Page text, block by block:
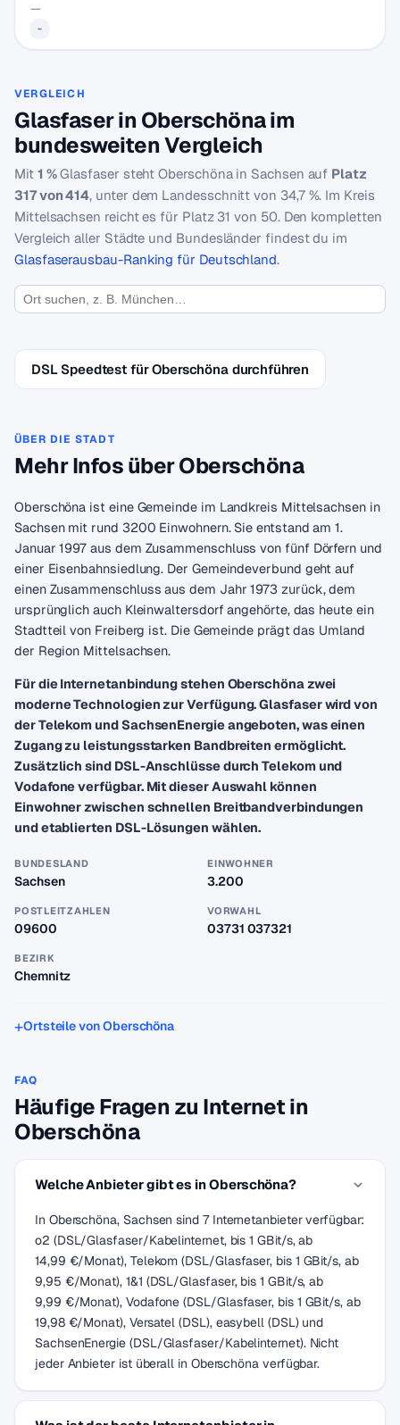
-
—
VERGLEICH
Glasfaser in Oberschöna im
bundesweiten Vergleich
Mit 1 %Glasfaser steht Oberschöna in Sachsen auf Platz
317 von 414, unter dem Landesschnitt von 34,7 %. Im Kreis
Mittelsachsen reicht es für Platz 31 von 50. Den kompletten
Vergleich aller Städte und Bundesländer findest du im
Glasfaserausbau-Ranking für Deutschland.
DSL Speedtest für Oberschöna durchführen
ÜBER DIE STADT
Mehr Infos über Oberschöna
Oberschöna ist eine Gemeinde im Landkreis Mittelsachsen in
Sachsen mit rund 3200 Einwohnern. Sie entstand am 1.
Januar 1997 aus dem Zusammenschluss von fünf Dörfern und
einer Eisenbahnsiedlung. Der Gemeindeverbund geht auf
einen Zusammenschluss aus dem Jahr 1973 zurück, dem
ursprünglich auch Kleinwaltersdorf angehörte, das heute ein
Stadtteil von Freiberg ist. Die Gemeinde prägt das Umland
der Region Mittelsachsen.
Für die Internetanbindung stehen Oberschöna zwei
moderne Technologien zur Verfügung. Glasfaser wird von
der Telekom und SachsenEnergie angeboten, was einen
Zugang zu leistungsstarken Bandbreiten ermöglicht.
Zusätzlich sind DSL-Anschlüsse durch Telekom und
Vodafone verfügbar. Mit dieser Auswahl können
Einwohner zwischen schnellen Breitbandverbindungen
und etablierten DSL-Lösungen wählen.
BUNDESLAND
Sachsen
EINWOHNER
3.200
POSTLEITZAHLEN
09600
VORWAHL
03731 037321
BEZIRK
Chemnitz
Ortsteile von Oberschöna
FAQ
Häufige Fragen zu Internet in
Oberschöna
Welche Anbieter gibt es in Oberschöna?
In Oberschöna, Sachsen sind 7 Internetanbieter verfügbar:
o2 (DSL/Glasfaser/Kabelinternet, bis 1 GBit/s, ab
14,99 €/Monat), Telekom (DSL/Glasfaser, bis 1 GBit/s, ab
9,95 €/Monat), 1&1 (DSL/Glasfaser, bis 1 GBit/s, ab
9,99 €/Monat), Vodafone (DSL/Glasfaser, bis 1 GBit/s, ab
19,98 €/Monat), Versatel (DSL), easybell (DSL) und
SachsenEnergie (DSL/Glasfaser/Kabelinternet). Nicht
jeder Anbieter ist überall in Oberschöna verfügbar.